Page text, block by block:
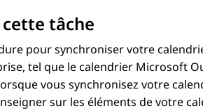
tâche
pour synchroniser votre
tel que le calendrier Microsoft
vous synchronisez votre
sur les éléments de votre